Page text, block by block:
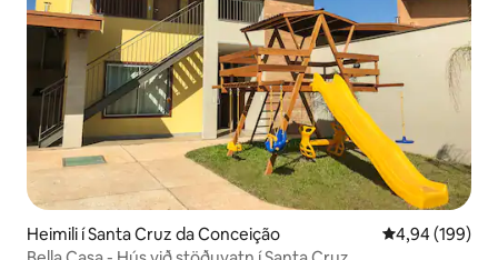
Heimili í Santa Cruz da Conceição 4,94 af 5 í
4,94 (199)